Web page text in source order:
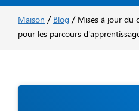
Maison / Blog / Mises à jour du
pour les parcours